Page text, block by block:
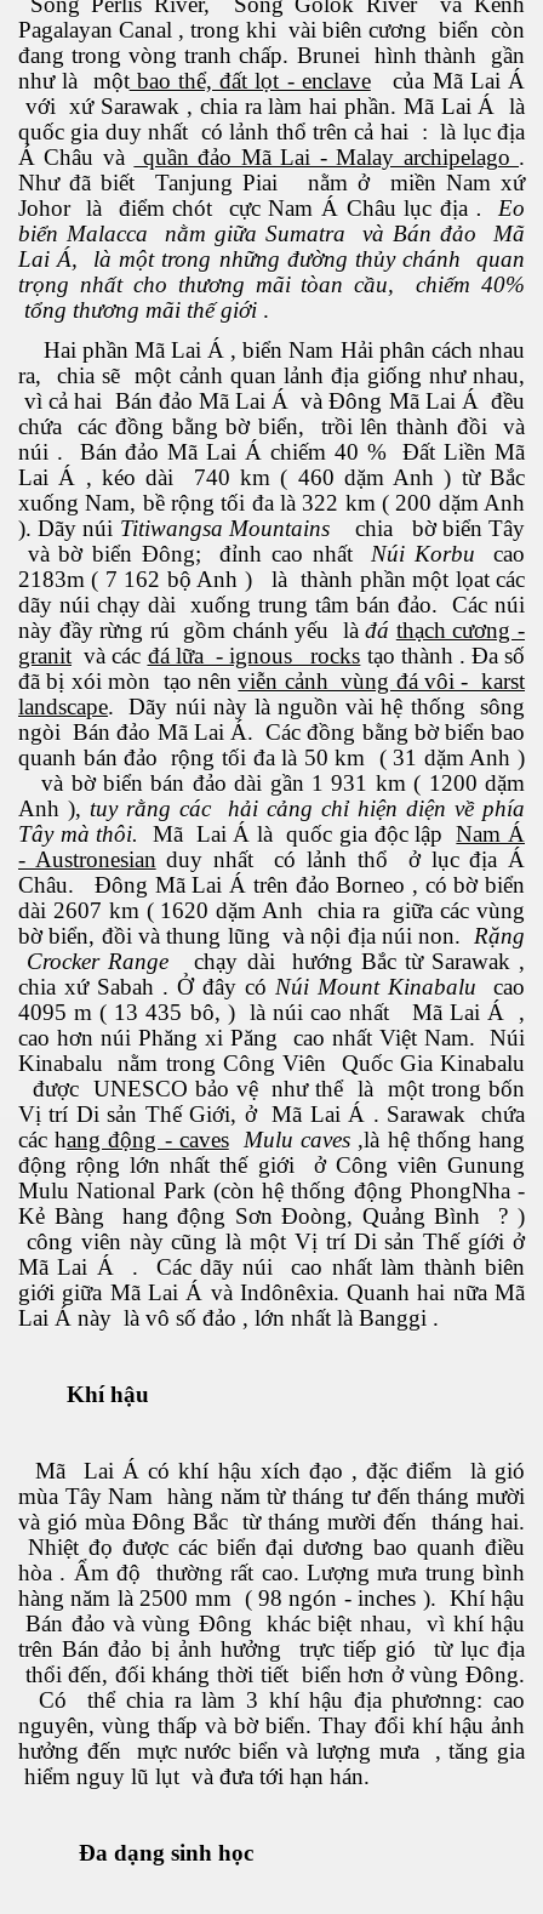
Pagalayan Canal , trong khi vài biên cương biển còn
đang trong vòng tranh chấp. Brunei hình thành gần
như là mộtbao thể, đất lọt - enclavecủa Mã Lai Á
với xứ Sarawak , chia ra làm hai phần. Mã Lai Á là
quốc gia duy nhất có lảnh thổ trên cả hai : là lục địa
Á Châu và
quần đảo Mã Lai - Malay archipelago .
Như đã biết Tanjung Piai nằm ở miền Nam xứ
Johor là điểm chót cực Nam Á Châu lục địa . Eo
biển Malacca nằm giữa Sumatra và Bán đảo Mã
Lai Á, là một trong những đường thủy chánh quan
trọng nhất cho thương mãi tòan cầu, chiếm 40%
tổng thương mãi thế giới .
Hai phần Mã Lai Á , biển Nam Hải phân cách nhau
ra, chia sẽ một cảnh quan lảnh địa giống như nhau,
vì cả hai Bán đảo Mã Lai Á và Đông Mã Lai Á đều
chứa các đồng bằng bờ biển, trồi lên thành đồi và
núi . Bán đảo Mã Lai Á chiếm 40 % Đất Liền Mã
Lai Á , kéo dài 740 km ( 460 dặm Anh ) từ Bắc
xuống Nam, bề rộng tối đa là 322 km ( 200 dặm Anh
). Dãy núi Titiwangsa Mountainschia bờ biển Tây
và bờ biển Đông; đỉnh cao nhất
Núi Korbu
cao
2183m ( 7 162 bộ Anh ) là thành phần một lọat các
dãy núi chạy dài xuống trung tâm bán đảo. Các núi
này đầy rừng rú gồm chánh yếu làđá thạch cương -
granit và các đá lữa - ignous rocks tạo thành . Đa số
đã bị xói mòn tạo nênviễn cảnh vùng đá vôi - karst
landscape. Dãy núi này là nguồn vài hệ thống sông
ngòi Bán đảo Mã Lai Á. Các đồng bằng bờ biển bao
quanh bán đảo rộng tối đa là 50 km ( 31 dặm Anh )
và bờ biển bán đảo dài gần 1 931 km ( 1200 dặm
Anh ), tuy rằng các hải cảng chỉ hiện diện về phía
Tây mà thôi.
Mã Lai Á là quốc gia độc lậpNam Á
- Austronesian duy nhất có lảnh thổ ở lục địa Á
Châu. Đông Mã Lai Á trên đảo Borneo , có bờ biển
dài 2607 km ( 1620 dặm Anh chia ra giữa các vùng
bờ biển, đồi và thung lũng và nội địa núi non. Rặng
Crocker Range
chạy dài hướng Bắc từ Sarawak ,
chia xứ Sabah . Ở đây có Núi Mount Kinabalu cao
4095 m ( 13 435 bô, ) là núi cao nhất Mã Lai Á ,
cao hơn núi Phăng xi Păng cao nhất Việt Nam. Núi
Kinabalu nằm trong Công Viên Quốc Gia Kinabalu
được UNESCO bảo vệ như thể là một trong bốn
Vị trí Di sản Thế Giới, ở Mã Lai Á . Sarawak chứa
các hang động - caves Mulu caves ,là hệ thống hang
động rộng lớn nhất thế giới ở Công viên Gunung
Mulu National Park (còn hệ thống động PhongNha -
Kẻ Bàng hang động Sơn Đoòng, Quảng Bình ? )
công viên này cũng là một Vị trí Di sản Thế gíới ở
Mã Lai Á . Các dãy núi cao nhất làm thành biên
giới giữa Mã Lai Á và Indônêxia. Quanh hai nữa Mã
Lai Á này là vô số đảo , lớn nhất là Banggi .
Khí hậu
Mã Lai Á có khí hậu xích đạo , đặc điểm là gió
mùa Tây Nam hàng năm từ tháng tư đến tháng mười
và gió mùa Đông Bắc từ tháng mười đến tháng hai.
Nhiệt đọ được các biển đại dương bao quanh điều
hòa . Ẩm độ thường rất cao. Lượng mưa trung bình
hàng năm là 2500 mm ( 98 ngón - inches ). Khí hậu
Bán đảo và vùng Đông khác biệt nhau, vì khí hậu
trên Bán đảo bị ảnh hưởng trực tiếp gió từ lục địa
thổi đến, đối kháng thời tiết biển hơn ở vùng Đông.
Có thể chia ra làm 3 khí hậu địa phươnng: cao
nguyên, vùng thấp và bờ biển. Thay đổi khí hậu ảnh
hưởng đến mực nước biển và lượng mưa , tăng gia
hiểm nguy lũ lụt và đưa tới hạn hán.
Đa dạng sinh học
2
452b
không?